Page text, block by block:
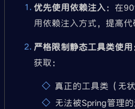
优先使用依赖注入 ：在
用依赖注入方式，提高
严格限制静态工具类使用
获取：
真正的工具类（无状
无法被Spring管理